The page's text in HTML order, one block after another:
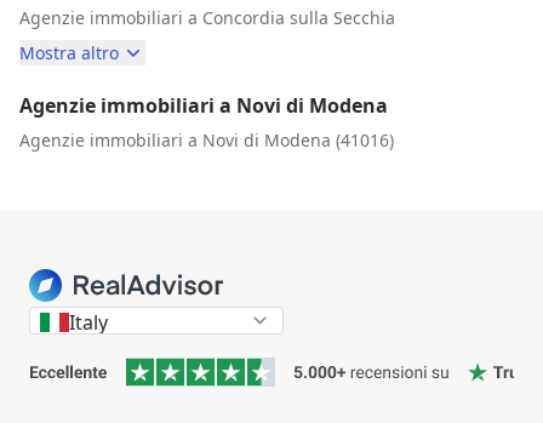
Agenzie immobiliari a Concordia sulla Secchia
Mostra altro
Agenzie immobiliari a Novi di Modena
Agenzie immobiliari a Novi di Modena (41016)
Italy